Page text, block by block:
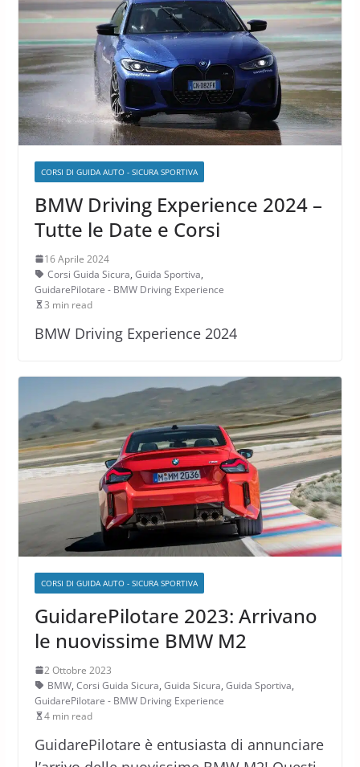
CORSI DI GUIDA AUTO - SICURA SPORTIVA
BMW Driving Experience 2024 –
Tutte le Date e Corsi
16 Aprile 2024
Corsi Guida Sicura, Guida Sportiva,
GuidarePilotare - BMW Driving Experience
3 min read
BMW Driving Experience 2024
CORSI DI GUIDA AUTO - SICURA SPORTIVA
GuidarePilotare 2023: Arrivano
le nuovissime BMW M2
2 Ottobre 2023
BMW, Corsi Guida Sicura, Guida Sicura, Guida Sportiva,
GuidarePilotare - BMW Driving Experience
4 min read
GuidarePilotare è entusiasta di annunciare